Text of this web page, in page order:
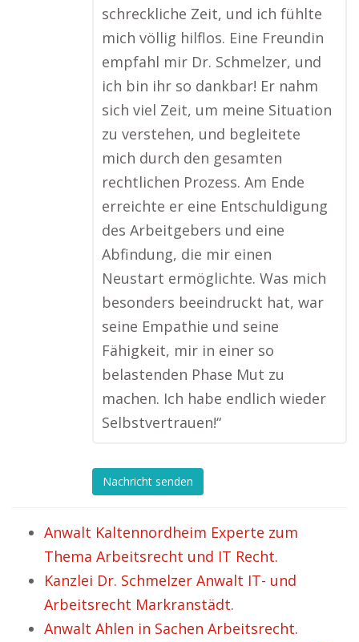
schreckliche Zeit, und ich fühlte
mich völlig hilflos. Eine Freundin
empfahl mir Dr. Schmelzer, und
ich bin ihr so dankbar! Er nahm
sich viel Zeit, um meine Situation
zu verstehen, und begleitete
mich durch den gesamten
rechtlichen Prozess. Am Ende
erreichte er eine Entschuldigung
des Arbeitgebers und eine
Abfindung, die mir einen
Neustart ermöglichte. Was mich
besonders beeindruckt hat, war
seine Empathie und seine
Fähigkeit, mir in einer so
belastenden Phase Mut zu
machen. Ich habe endlich wieder
Selbstvertrauen!“
Nachricht senden
Anwalt Kaltennordheim Experte zum
Thema Arbeitsrecht und IT Recht.
Kanzlei Dr. Schmelzer Anwalt IT- und
Arbeitsrecht Markranstädt.
Anwalt Ahlen in Sachen Arbeitsrecht.